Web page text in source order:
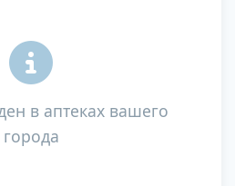
в аптеках вашего
города